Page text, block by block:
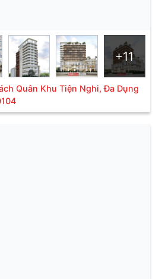
+11
Quân Khu Tiện Nghi, Đa Dụng